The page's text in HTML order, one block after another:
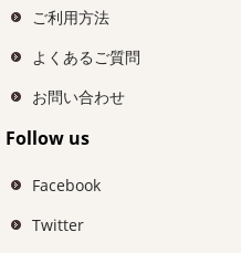
ご利用方法
よくあるご質問
お問い合わせ
Follow us
Facebook
Twitter